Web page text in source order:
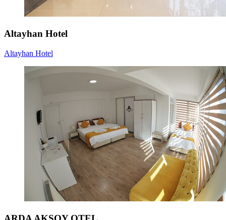
Altayhan Hotel
Altayhan Hotel